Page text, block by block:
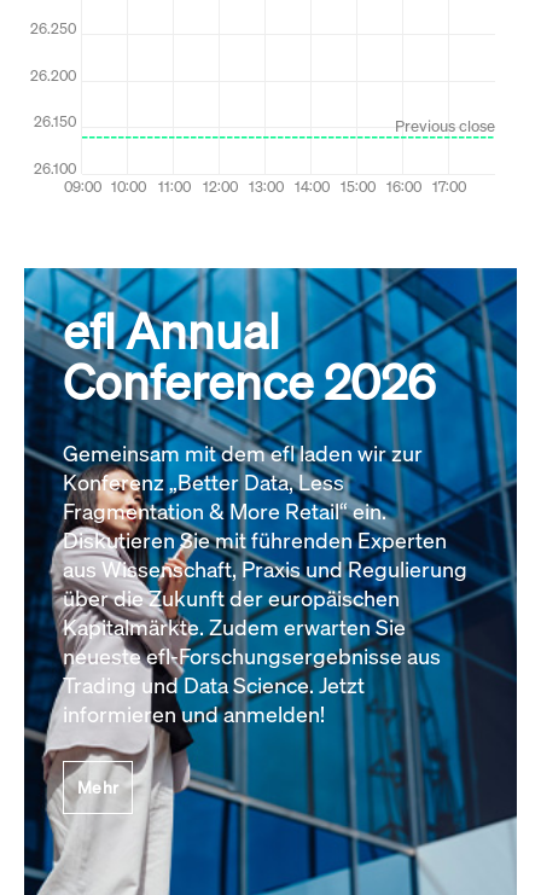
efl Annual
Conference 2026
Gemeinsam mit dem efl laden wir zur
Konferenz „Better Data, Less
Fragmentation & More Retail“ ein.
Diskutieren Sie mit führenden Experten
aus Wissenschaft, Praxis und Regulierung
über die Zukunft der europäischen
Kapitalmärkte. Zudem erwarten Sie
neueste efl-Forschungsergebnisse aus
Trading und Data Science. Jetzt
informieren und anmelden!
Mehr